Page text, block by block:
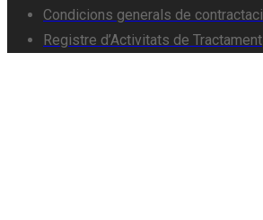
Condicions generals de
Registre d’Activitats de Tractament